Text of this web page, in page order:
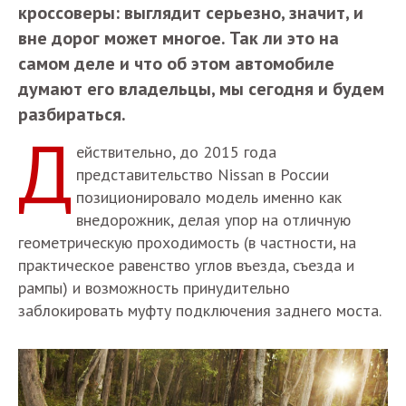
кроссоверы: выглядит серьезно, значит, и
вне дорог может многое. Так ли это на
самом деле и что об этом автомобиле
думают его владельцы, мы сегодня и будем
разбираться.
Д ействительно, до 2015 года
представительство Nissan в России
позиционировало модель именно как
внедорожник, делая упор на отличную
геометрическую проходимость (в частности, на
практическое равенство углов въезда, съезда и
рампы) и возможность принудительно
заблокировать муфту подключения заднего моста.